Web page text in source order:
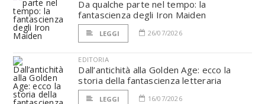
Da qualche parte nel tempo: la
fantascienza degli Iron Maiden
LEGGI 26/07/2026
EDITORIA
Dall’antichità alla Golden Age: ecco la
storia della fantascienza letteraria
LEGGI 16/07/2026